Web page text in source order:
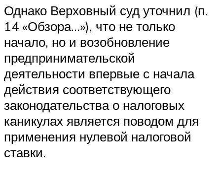
Однако Верховный суд уточнил (п.
14 «Обзора…»), что не только
начало, но и возобновление
предпринимательской
деятельности впервые с начала
действия соответствующего
законодательства о налоговых
каникулах является поводом для
применения нулевой налоговой
ставки.